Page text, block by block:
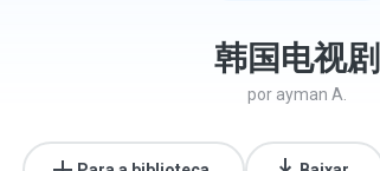
韩国电视剧
por ayman A.